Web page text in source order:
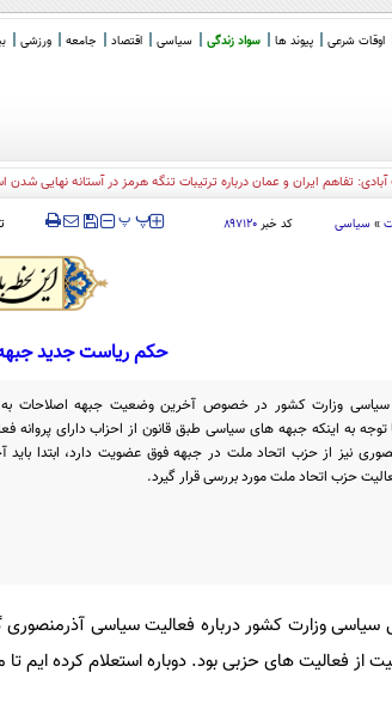
اوقات شرعی پیوند ها سواد زندگی سیاسی اقتصاد جامعه ورزشی
_
» سیاسی کد خبر۸۹۷۱۲۰ ‍‍‍ پ پ
حکم ریاست جدید
سیاسی وزارت کشور در خصوص آخرین وضعیت جبهه اصلاحات
توجه به اینکه جبهه های سیاسی طبق قانون از احزاب دارای پروانه
نیز از حزب اتحاد ملت در جبهه فوق عضویت دارد، ابتدا
حزب اتحاد ملت مورد بررسی قرار گیرد.
سیاسی وزارت کشور درباره فعالیت سیاسی
از فعالیت های حزبی بود. دوباره استعلام کرده